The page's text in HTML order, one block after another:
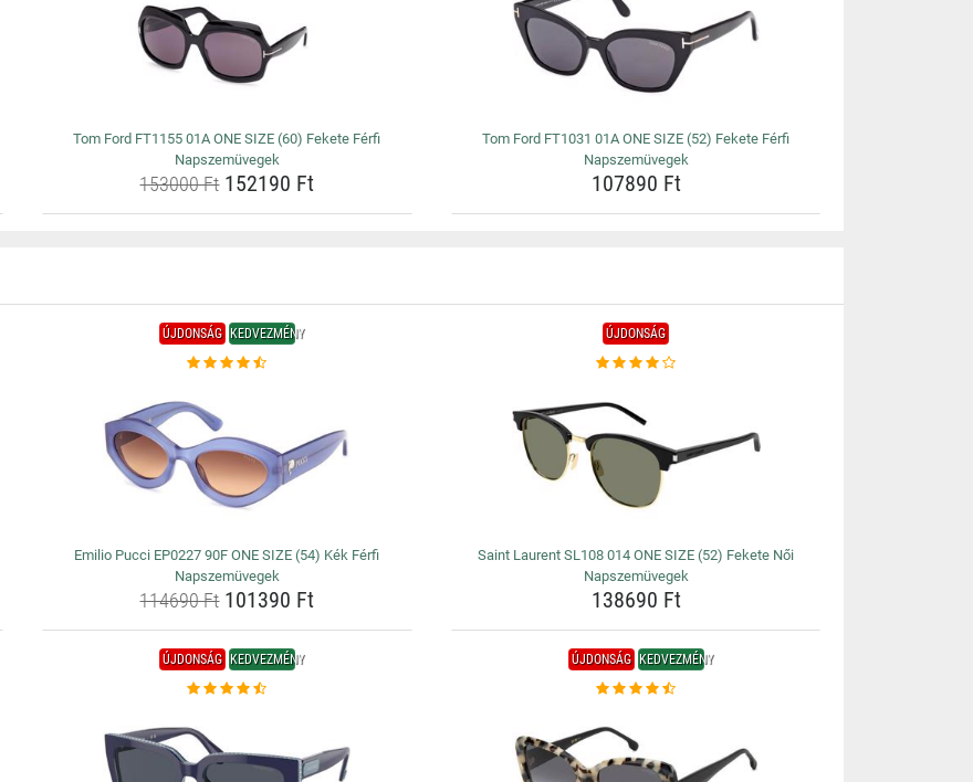
Tom Ford FT1155 01A ONE SIZE (60) Fekete Férfi
Napszemüvegek
153000 Ft152190 Ft
Tom Ford FT1031 01A ONE SIZE (52) Fekete Férfi
Napszemüvegek
107890 Ft
ÚJDONSÁG KEDVEZMÉNY
Emilio Pucci EP0227 90F ONE SIZE (54) Kék Férfi
Napszemüvegek
114690 Ft101390 Ft
ÚJDONSÁG
Saint Laurent SL108 014 ONE SIZE (52) Fekete Női
Napszemüvegek
138690 Ft
ÚJDONSÁG KEDVEZMÉNY ÚJDONSÁG KEDVEZMÉNY